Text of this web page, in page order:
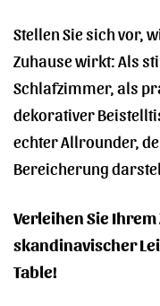
Stellen Sie sich vor,
Zuhause wirkt: Als
Schlafzimmer, als
dekorativer
echter Allrounder,
Bereicherung
Verleihen Sie
skandinavischer
Table!